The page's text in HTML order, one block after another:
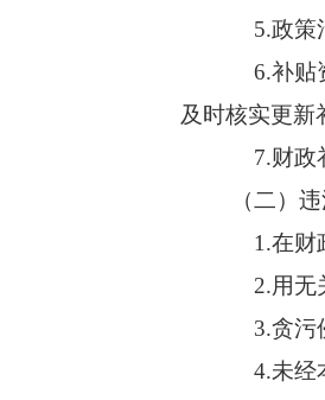
5.政策
6.补贴
及时核实更新
7.财政
（二）
1.在财
2.用无
3.贪污
4.未经